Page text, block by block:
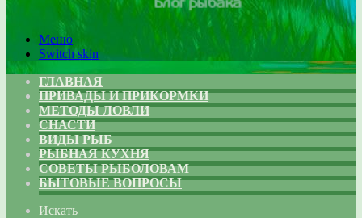
Меню
Switch skin
ГЛАВНАЯ
ПРИВАДЫ И ПРИКОРМКИ
МЕТОДЫ ЛОВЛИ
СНАСТИ
ВИДЫ РЫБ
РЫБНАЯ КУХНЯ
СОВЕТЫ РЫБОЛОВАМ
БЫТОВЫЕ ВОПРОСЫ
Искать